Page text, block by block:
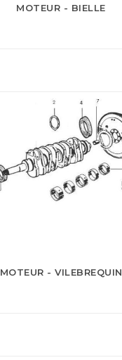
MOTEUR - BIELLE
MOTEUR - VILEBREQUIN